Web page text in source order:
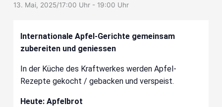
13. Mai, 2025/17:00 Uhr - 19:00 Uhr
Internationale Apfel-Gerichte gemeinsam
zubereiten und geniessen
In der Küche des Kraftwerkes werden Apfel-
Rezepte gekocht / gebacken und verspeist.
Heute: Apfelbrot